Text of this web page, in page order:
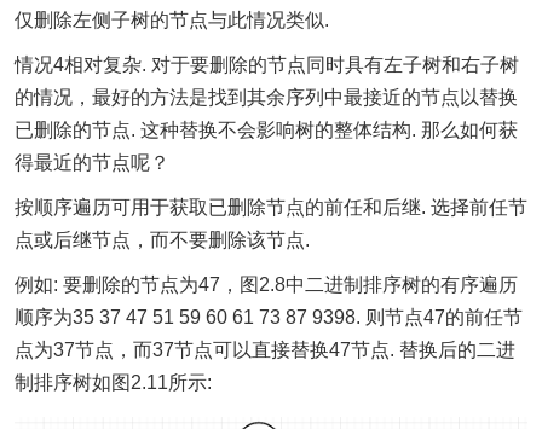
仅删除左侧子树的节点与此情况类似.
情况4相对复杂. 对于要删除的节点同时具有左子树和右子树
的情况，最好的方法是找到其余序列中最接近的节点以替换
已删除的节点. 这种替换不会影响树的整体结构. 那么如何获
得最近的节点呢？
按顺序遍历可用于获取已删除节点的前任和后继. 选择前任节
点或后继节点，而不要删除该节点.
例如: 要删除的节点为47，图2.8中二进制排序树的有序遍历
顺序为35 37 47 51 59 60 61 73 87 9398. 则节点47的前任节
点为37节点，而37节点可以直接替换47节点. 替换后的二进
制排序树如图2.11所示: